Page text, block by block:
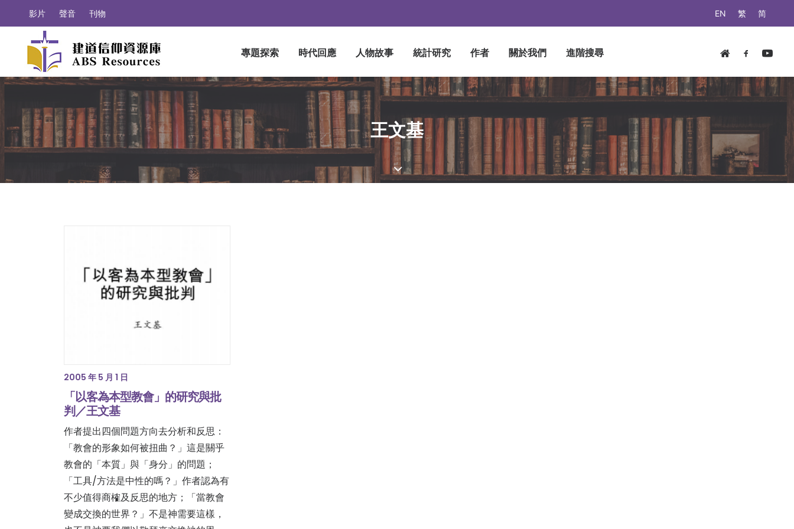
EN 繁 简
影片 聲音 刊物
專題探索 時代回應 人物故事 統計研究 作者 關於我們 進階搜尋
王文基
2005 年 5 月 1 日
「以客為本型教會」的研究與批
判／王文基
作者提出四個問題方向去分析和反思：
「教會的形象如何被扭曲？」這是關乎
教會的「本質」與「身分」的問題；
「工具/方法是中性的嗎？」作者認為有
不少值得商榷及反思的地方；「當教會
變成交換的世界？」不是神需要這樣，